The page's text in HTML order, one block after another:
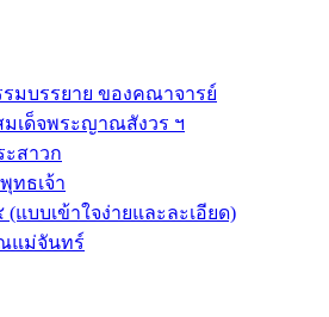
มบรรยาย ของคณาจารย์
เด็จพระญาณสังวร ฯ
ะสาวก
ทธเจ้า
บบเข้าใจง่ายและละเอียด)
แม่จันทร์